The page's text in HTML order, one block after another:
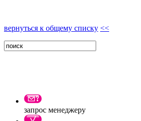
вернуться к общему списку <<
запрос менеджеру